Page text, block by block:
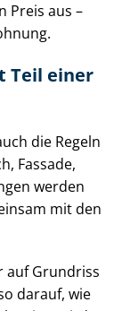
Preis aus –
Teil einer
die Regeln
Fassade,
werden
mit den
auf Grundriss
darauf, wie